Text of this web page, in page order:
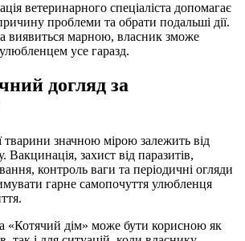
ветеринарного спеціаліста допомагає
проблеми та обрати подальші дії.
виявиться марною, власник зможе
усе гаразд.
догляд за
тварини значною мірою залежить від
Вакцинація, захист від паразитів,
контроль ваги та періодичні огляди
гарне самопочуття улюбленця
«Котячий дім» може бути корисною як